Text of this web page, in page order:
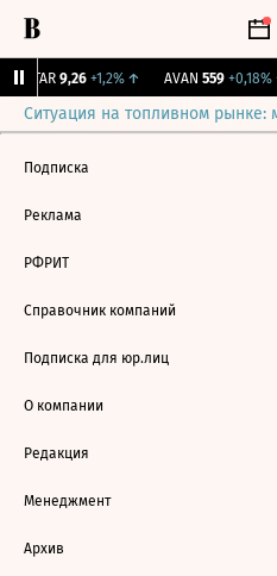
UTAR 9,26 +1,2%↑ AVAN 559 +0,18%
Ситуация на топливном рынке:
Подписка
Реклама
РФРИТ
Справочник компаний
Подписка для юр.лиц
О компании
Редакция
Менеджмент
Архив